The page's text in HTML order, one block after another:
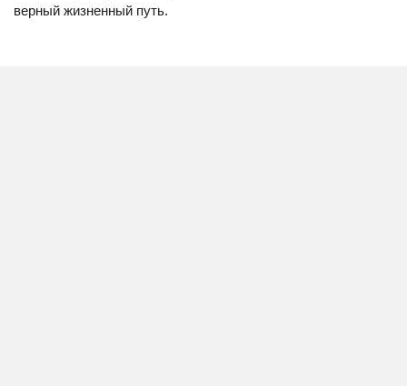
верный жизненный путь.